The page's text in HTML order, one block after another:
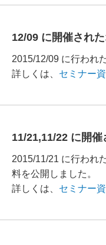
12/09 に開催され
2015/12/09 に行われ
詳しくは、 セミナー
11/21,11/22 に開
2015/11/21 に行われ
料を公開しました。
詳しくは、 セミナー